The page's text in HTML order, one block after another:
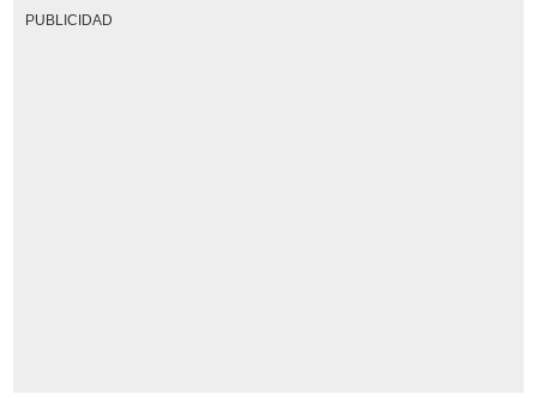
PUBLICIDAD